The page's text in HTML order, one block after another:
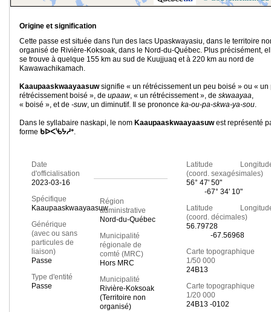
Origine et signification
Cette passe est située dans l'un des lacs Upaskwayasiu, dans le territoire
organisé de Rivière-Koksoak, dans le Nord-du-Québec. Plus précisément,
se trouve à quelque 155 km au sud de Kuujjuaq et à 220 km au nord de
Kawawachikamach.
Kaaupaaskwaayaasuwsignifie « un rétrécissement un peu boisé » ou « un
rétrécissement boisé », de upaaw, « un rétrécissement », de skwaayaa,
« boisé », et de -suw, un diminutif. Il se prononce ka-ou-pa-skwa-ya-sou.
Dans le syllabaire naskapi, le nom Kaaupaaskwaayaasuwest représenté
forme ᑲᐅᐸᔎᔭᓱᐤ.
Date
d'officialisation
2023-03-16
Spécifique
Kaaupaaskwaayaasuw
Générique
(avec ou sans
particules de
liaison)
Passe
Type d'entité
Passe
Région
administrative
Nord-du-Québec
Municipalité
régionale de
comté (MRC)
Hors MRC
Municipalité
Rivière-Koksoak
(Territoire non
organisé)
Latitude
(coord. sexagésimales)
56° 47' 50"
-67° 34' 10"
Latitude
(coord. décimales)
56.79728
-67.56968
Carte topographique
1/50 000
24B13
Carte topographique
1/20 000
24B13 -0102